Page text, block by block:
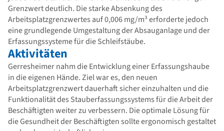
Grenzwert deutlich. Die starke Absenkung des
Arbeitsplatzgrenzwertes auf 0,006 mg/m³ erforderte jedoch
eine grundlegende Umgestaltung der Absauganlage und der
Erfassungssysteme für die Schleifstäube.
Aktivitäten
Gerresheimer nahm die Entwicklung einer Erfassungshaube
in die eigenen Hände. Ziel war es, den neuen
Arbeitsplatzgrenzwert dauerhaft sicher einzuhalten und die
Funktionalität des Stauberfassungssystems für die Arbeit der
Beschäftigten weiter zu verbessern. Die optimale Lösung für
die Gesundheit der Beschäftigten sollte ergonomisch gestaltet